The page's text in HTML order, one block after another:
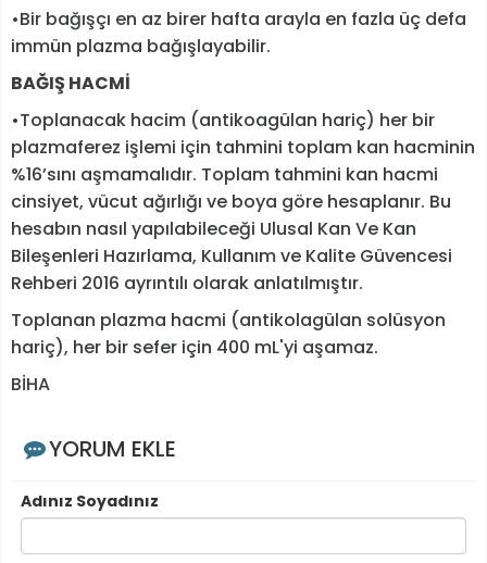
•Bir bağışçı en az birer hafta arayla en fazla üç defa
immün plazma bağışlayabilir.
BAĞIŞ HACMİ
•Toplanacak hacim (antikoagülan hariç) her bir
plazmaferez işlemi için tahmini toplam kan hacminin
%16’sını aşmamalıdır. Toplam tahmini kan hacmi
cinsiyet, vücut ağırlığı ve boya göre hesaplanır. Bu
hesabın nasıl yapılabileceği Ulusal Kan Ve Kan
Bileşenleri Hazırlama, Kullanım ve Kalite Güvencesi
Rehberi 2016 ayrıntılı olarak anlatılmıştır.
Toplanan plazma hacmi (antikolagülan solüsyon
hariç), her bir sefer için 400 mL'yi aşamaz.
BİHA
YORUM EKLE
Adınız Soyadınız